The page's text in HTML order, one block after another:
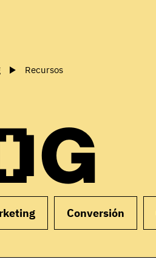
Recursos
Conversión